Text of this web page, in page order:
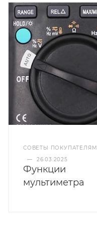
СОВЕТЫ ПОКУПАТЕЛЯМ
—
26.03.2025
Функции
мультиметра